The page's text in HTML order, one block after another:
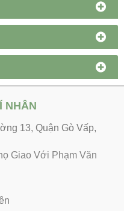
NHÂN
13, Quận Gò Vấp,
Giao Với Phạm Văn